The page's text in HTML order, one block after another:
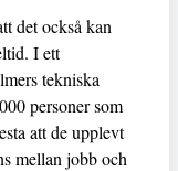
det också kan
I ett
tekniska
personer som
att de upplevt
mellan jobb och